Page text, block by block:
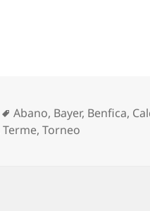
Tags
Abano, Bayer, Benfica,
Terme,Torneo